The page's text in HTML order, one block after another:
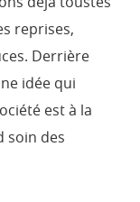
reprises,
Derrière
idée qui
est à la
soin des